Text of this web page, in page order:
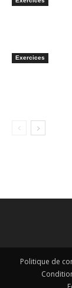
Exercices
Politique de